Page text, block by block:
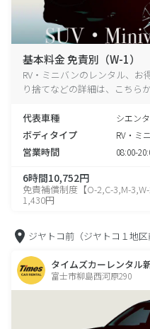
基本料金 免責別（W-1）
RV・ミニバンのレンタル、
り捨てなどの詳細は、こちら
代表車種 シエン
ボディタイプ RV・ミ
営業時間 08:00-
6時間10,752円
免責補償制度【O-2,C-3,M-
1,430円
ジヤトコ前（ジヤトコ１地
タイムズカーレンタル
富士市柳島西河原290